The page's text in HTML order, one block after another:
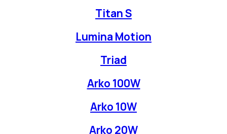
Titan S
Lumina Motion
Triad
Arko 100W
Arko 10W
Arko 20W